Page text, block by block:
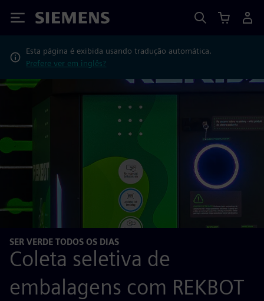
Siemens
Esta página é exibida usando tradução automática.
Prefere ver em inglês?
SER VERDE TODOS OS DIAS
Coleta seletiva de
embalagens com REKBOT